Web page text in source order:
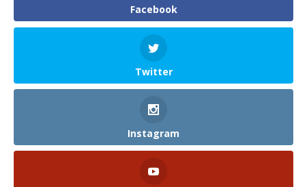
Facebook
Twitter
Instagram